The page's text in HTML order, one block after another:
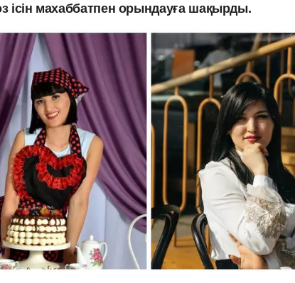
ісін махаббатпен орындауға шақырды.